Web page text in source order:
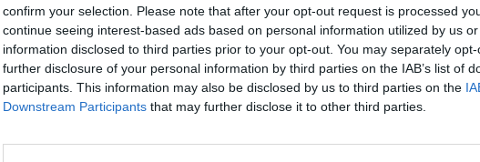
confirm your selection. Please note that after your opt-out request is processed
continue seeing interest-based ads based on personal information utilized by us
information disclosed to third parties prior to your opt-out. You may separately
further disclosure of your personal information by third parties on the IAB’s list of
participants. This information may also be disclosed by us to third parties on the
Downstream Participants that may further disclose it to other third parties.
Costruito negli anni 2010/2011 dallo studio d’architettura Rast
corso 2012. Swisscom ha deciso di erigere e insediarsi in questo
di Zurigo non erano più consone a metodi di lavoro
soddisfa invece tali requisiti grazie alla sua moderna
collegamenti con la vicina rete di mezzi di trasporto pubblici.
Inoltre il costante sviluppo dell’infrastruttura a Zurigo Ovest ne